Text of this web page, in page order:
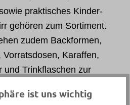
praktisches Kinder-
gehören zum Sortiment.
zudem Backformen,
Vorratsdosen, Karaffen,
und Trinkflaschen zur
die für ein
ist uns wichtig